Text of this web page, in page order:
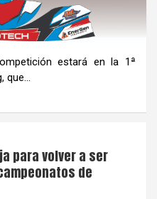
estará en la 1ª
para volver a ser
de